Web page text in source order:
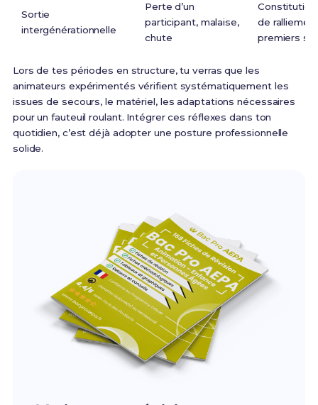
Sortie
intergénérationnelle
Perte d’un
participant, malaise,
chute
de
premiers
Lors de tes périodes en structure, tu verras que les
animateurs expérimentés vérifient systématiquement les
issues de secours, le matériel, les adaptations nécessaires
pour un fauteuil roulant. Intégrer ces réflexes dans ton
quotidien, c’est déjà adopter une posture professionnelle
solide.